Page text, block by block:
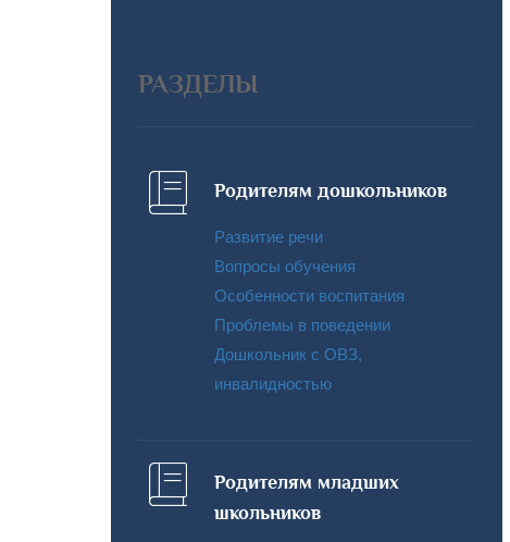
РАЗДЕЛЫ
Родителям дошкольников
Развитие речи
Вопросы обучения
Особенности воспитания
Проблемы в поведении
Дошкольник с ОВЗ,
инвалидностью
Родителям младших
школьников